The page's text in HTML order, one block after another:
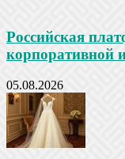
Российская
корпоративной
05.08.2026